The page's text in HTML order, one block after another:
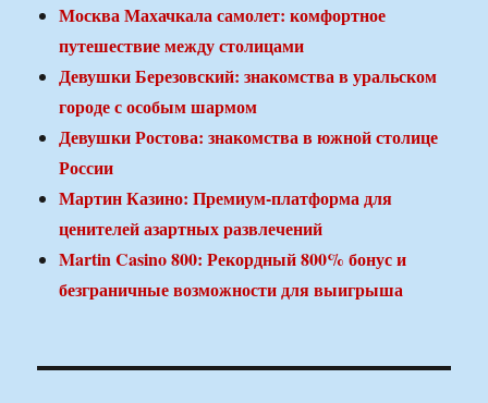
Москва Махачкала самолет: комфортное
путешествие между столицами
Девушки Березовский: знакомства в уральском
городе с особым шармом
Девушки Ростова: знакомства в южной столице
России
Мартин Казино: Премиум-платформа для
ценителей азартных развлечений
Martin Casino 800: Рекордный 800% бонус и
безграничные возможности для выигрыша